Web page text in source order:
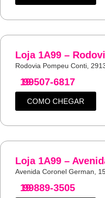
Loja 1A99 –
Rodovia Pompeu Conti,
19
99507-6817
COMO CHEGAR
Loja 1A99 –
Avenida Coronel German,
19
99889-3505